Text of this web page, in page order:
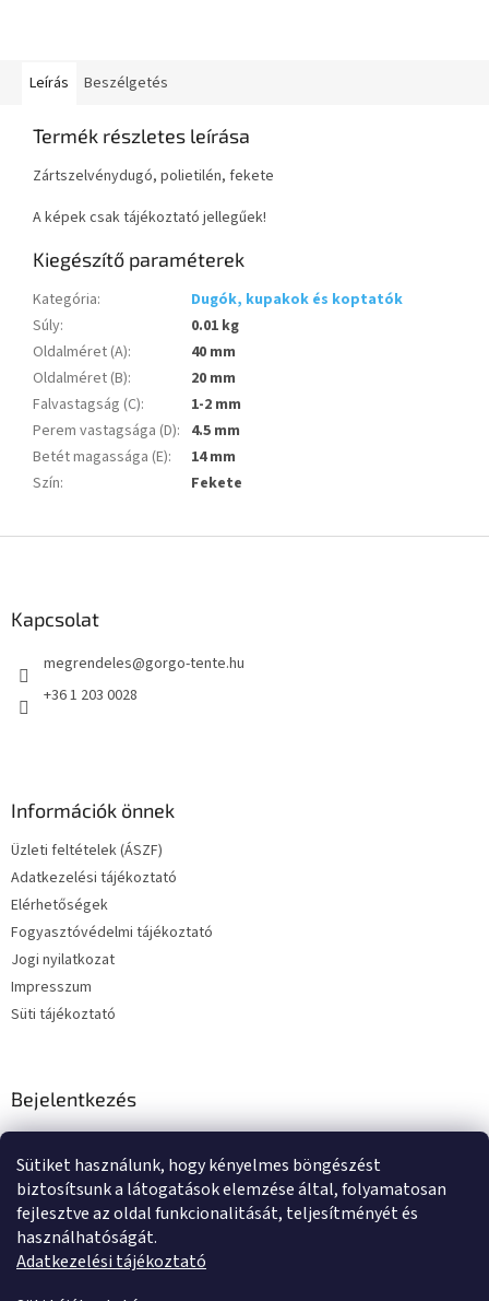
Sütiket használunk, hogy kényelmes böngészést
biztosítsunk a látogatások elemzése által, folyamatosan
fejlesztve az oldal funkcionalitását, teljesítményét és
használhatóságát.
Adatkezelési tájékoztató
Leírás Beszélgetés
Termék részletes leírása
Zártszelvénydugó, polietilén, fekete
A képek csak tájékoztató jellegűek!
Kiegészítő paraméterek
Kategória:
Dugók, kupakok és koptatók
Súly:
0.01 kg
Oldalméret (A):
40 mm
Oldalméret (B):
20 mm
Falvastagság (C):
1-2 mm
Perem vastagsága (D): 4.5 mm
Betét magassága (E):
14 mm
Szín: Fekete
Kapcsolat
megrendeles@gorgo-tente.hu
+36 1 203 0028
Információk önnek
Üzleti feltételek (ÁSZF)
Adatkezelési tájékoztató
Elérhetőségek
Fogyasztóvédelmi tájékoztató
Jogi nyilatkozat
Impresszum
Süti tájékoztató
Bejelentkezés
Jelszó
BEJELENTKEZÉS
Új regisztrációElfelejtett jelszó